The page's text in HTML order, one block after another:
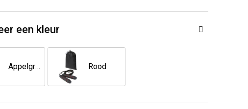
een kleur
Appelgroen Rood